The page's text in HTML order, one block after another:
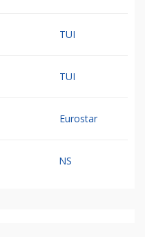
TUI
TUI
Eurostar
NS